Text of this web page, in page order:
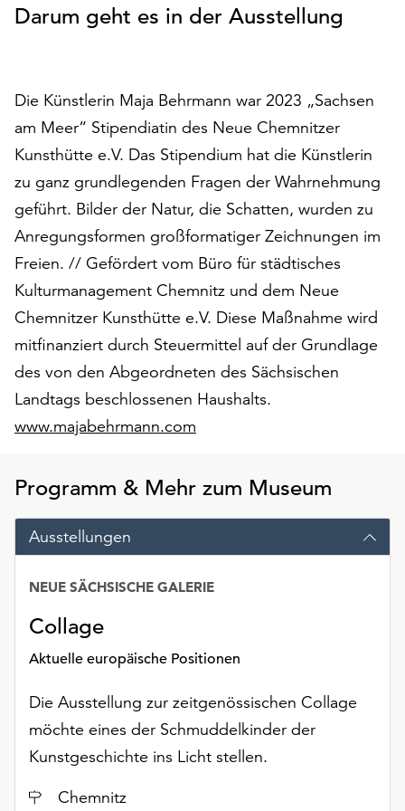
auf
alle
Cookies
zu
akzeptieren.
Sie
können
Ihr
Einverständnis
jederzeit
ändern
und
Dafür
steht
Ihnen
Ende
Seite
die
Schaltfläche
„Cookie-
Einstellungen“
zur
Funktionale
werden
ohne
Ihr
Einverständnis
weiterhin
ausgeführt.
Darum geht es in der Ausstellung
Die Künstlerin Maja Behrmann war 2023 „Sachsen
am Meer“ Stipendiatin des Neue Chemnitzer
Kunsthütte e.V. Das Stipendium hat die Künstlerin
zu ganz grundlegenden Fragen der Wahrnehmung
geführt. Bilder der Natur, die Schatten, wurden zu
Anregungsformen großformatiger Zeichnungen im
Freien. // Gefördert vom Büro für städtisches
Kulturmanagement Chemnitz und dem Neue
Chemnitzer Kunsthütte e.V. Diese Maßnahme wird
mitfinanziert durch Steuermittel auf der Grundlage
des von den Abgeordneten des Sächsischen
Landtags beschlossenen Haushalts.
www.majabehrmann.com
Programm & Mehr zum Museum
Ausstellungen
Collage
Aktuelle europäische Positionen
NEUE SÄCHSISCHE GALERIE
Die Ausstellung zur zeitgenössischen Collage
möchte eines der Schmuddelkinder der
Kunstgeschichte ins Licht stellen.
Ort
Chemnitz